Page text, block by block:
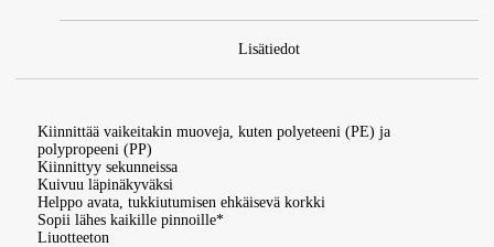
Lisätiedot
Kiinnittää vaikeitakin muoveja, kuten polyeteeni (PE) ja
polypropeeni (PP)
Kiinnittyy sekunneissa
Kuivuu läpinäkyväksi
Helppo avata, tukkiutumisen ehkäisevä korkki
Sopii lähes kaikille pinnoille*
Liuotteeton